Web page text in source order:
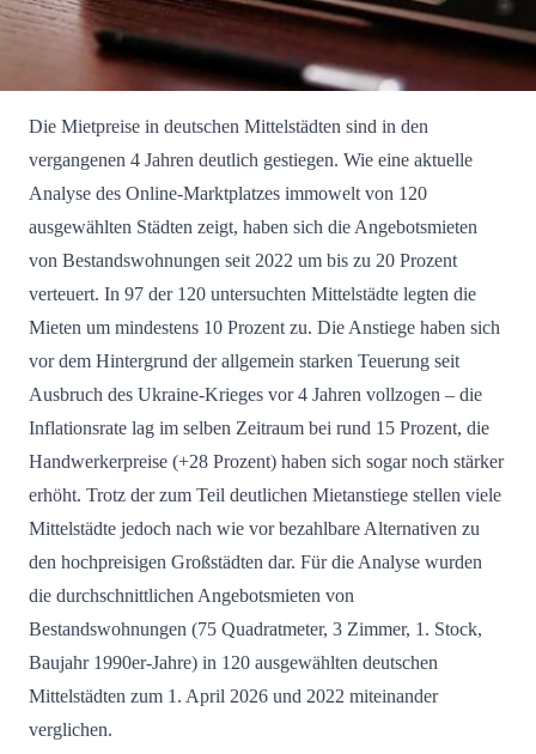
Die Mietpreise in deutschen Mittelstädten sind in den
vergangenen 4 Jahren deutlich gestiegen. Wie eine aktuelle
Analyse des Online-Marktplatzes immowelt von 120
ausgewählten Städten zeigt, haben sich die Angebotsmieten
von Bestandswohnungen seit 2022 um bis zu 20 Prozent
verteuert. In 97 der 120 untersuchten Mittelstädte legten die
Mieten um mindestens 10 Prozent zu. Die Anstiege haben sich
vor dem Hintergrund der allgemein starken Teuerung seit
Ausbruch des Ukraine-Krieges vor 4 Jahren vollzogen – die
Inflationsrate lag im selben Zeitraum bei rund 15 Prozent, die
Handwerkerpreise (+28 Prozent) haben sich sogar noch stärker
erhöht. Trotz der zum Teil deutlichen Mietanstiege stellen viele
Mittelstädte jedoch nach wie vor bezahlbare Alternativen zu
den hochpreisigen Großstädten dar. Für die Analyse wurden
die durchschnittlichen Angebotsmieten von
Bestandswohnungen (75 Quadratmeter, 3 Zimmer, 1. Stock,
Baujahr 1990er-Jahre) in 120 ausgewählten deutschen
Mittelstädten zum 1. April 2026 und 2022 miteinander
verglichen.